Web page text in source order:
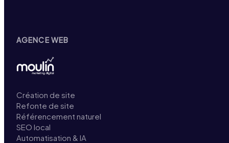
AGENCE WEB
Création de site
Refonte de site
Référencement naturel
SEO local
Automatisation & IA